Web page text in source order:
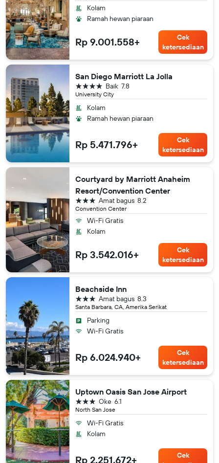
Kolam
Ramah hewan piaraan
Rp 9.001.558+
Cek
ketersediaan
San Diego Marriott La Jolla
University City
7.8
Baik
bintang 4
Kolam
Ramah hewan piaraan
Rp 5.471.796+
Cek
ketersediaan
Courtyard by Marriott Anaheim
Resort/Convention Center
Convention Center
8.2
Amat bagus
bintang 3
Wi-Fi Gratis
Kolam
Rp 3.542.016+
Cek
ketersediaan
Beachside Inn
Santa Barbara, CA, Amerika Serikat
8.3
Amat bagus
bintang 3
Parking
Wi-Fi Gratis
Rp 6.024.940+
Cek
ketersediaan
Uptown Oasis San Jose Airport
North San Jose
6.1
Oke
bintang 3
Wi-Fi Gratis
Kolam
Rp 2.251.672+
Cek